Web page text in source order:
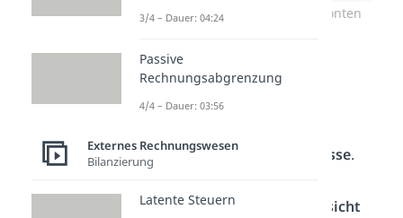
Übersicht Aktiv- und Passivkonten
➡️Beispiel 1:
Bürostuhls für 200 €
Betriebsausstattung
Kasse.
Buchungslogik aus der
Übersicht
3/4 – Dauer: 04:24
Passive
Rechnungsabgrenzung
4/4 – Dauer: 03:56
Externes Rechnungswesen
Bilanzierung
Latente Steuern